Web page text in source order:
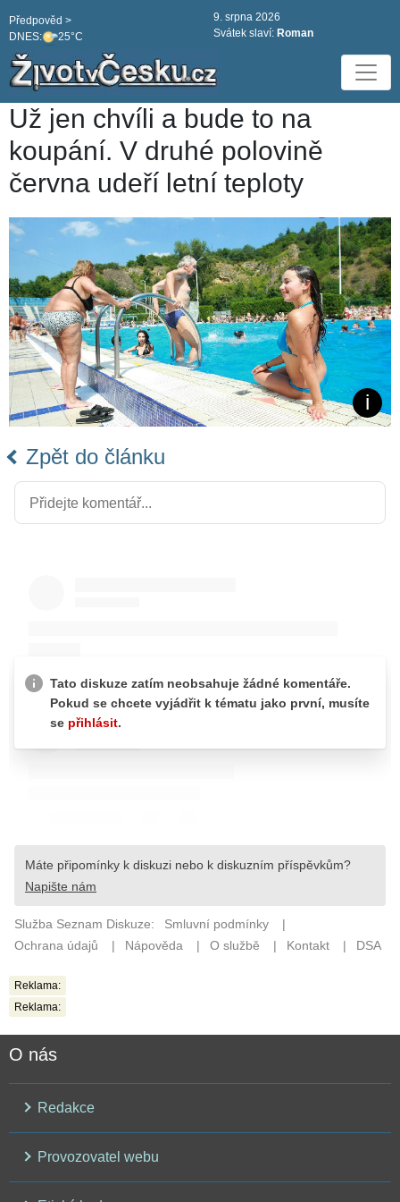
DNES: 25°C
Předpověd >
9. srpna 2026
Svátek slaví: Roman
Už jen chvíli a bude to na
koupání. V druhé polovině
června udeří letní teploty
Zpět do článku
Reklama:
Reklama:
O nás
Redakce
Provozovatel webu